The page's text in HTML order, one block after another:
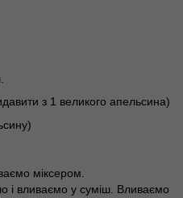
з 1 великого апельсина)
міксером.
і вливаємо у суміш. Вливаємо